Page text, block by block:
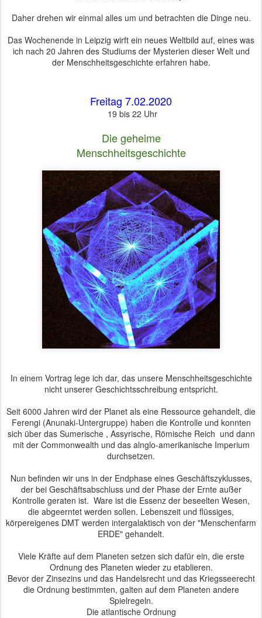
Daher drehen wir einmal alles um und betrachten die Dinge neu.
Das Wochenende in Leipzig wirft ein neues Weltbild auf, eines was
ich nach 20 Jahren des Studiums der Mysterien dieser Welt und
der Menschheitsgeschichte erfahren habe.
Freitag 7.02.2020
19 bis 22 Uhr
Die geheime
Menschheitsgeschichte
In einem Vortrag lege ich dar, das unsere Menschheitsgeschichte
nicht unserer Geschichtsschreibung entspricht.
Seit 6000 Jahren wird der Planet als eine Ressource gehandelt, die
Ferengi (Anunaki-Untergruppe) haben die Kontrolle und konnten
sich über das Sumerische , Assyrische, Römische Reich und dann
mit der Commonwealth und das alnglo-amerikanische Imperium
durchsetzen.
Nun befinden wir uns in der Endphase eines Geschäftszyklusses,
der bei Geschäftsabschluss und der Phase der Ernte außer
Kontrolle geraten ist. Ware ist die Essenz der beseelten Wesen,
die abgeerntet werden sollen. Lebenszeit und flüssiges,
körpereigenes DMT werden intergalaktisch von der "Menschenfarm
ERDE" gehandelt.
Viele Kräfte auf dem Planeten setzen sich dafür ein, die erste
Ordnung des Planeten wieder zu etablieren.
Bevor der Zinsezins und das Handelsrecht und das Kriegsseerecht
die Ordnung bestimmten, galten auf dem Planeten andere
Spielregeln.
Die atlantische Ordnung